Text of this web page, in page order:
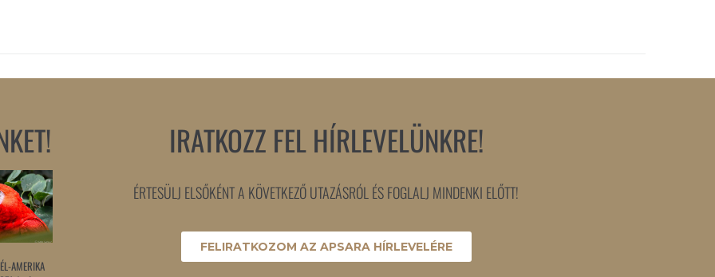
AMERIKA
IRATKOZZ FEL HÍRLEVELÜNKRE!
ÉRTESÜLJ ELSŐKÉNT A KÖVETKEZŐ UTAZÁSRÓL ÉS FOGLALJ MINDENKI ELŐTT!
FELIRATKOZOM AZ APSARA HÍRLEVELÉRE